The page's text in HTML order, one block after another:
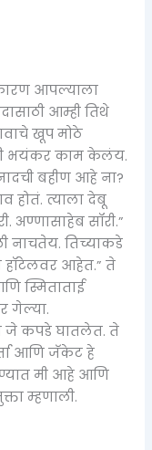
आपल्याला
आम्ही तिथे
खूप मोठे
भयंकर काम केलंय.
बहीण आहे ना?
होतं. त्याला देबू
अण्णासाहेब सॉरी.”
नाचतेय. तिच्याकडे
हॉटेलवर आहेत.” ते
स्मिताताई
गेल्या.
जे कपडे घातलेत. ते
आणि जॅकेट हे
मी आहे आणि
म्हणाली.